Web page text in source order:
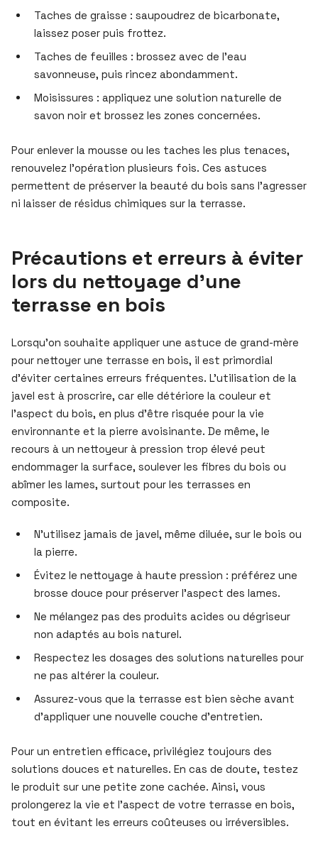
Taches de graisse : saupoudrez de bicarbonate,
laissez poser puis frottez.
Taches de feuilles : brossez avec de l’eau
savonneuse, puis rincez abondamment.
Moisissures : appliquez une solution naturelle de
savon noir et brossez les zones concernées.
Pour enlever la mousse ou les taches les plus tenaces,
renouvelez l’opération plusieurs fois. Ces astuces
permettent de préserver la beauté du bois sans l’agresser
ni laisser de résidus chimiques sur la terrasse.
Précautions et erreurs à éviter
lors du nettoyage d’une
terrasse en bois
Lorsqu’on souhaite appliquer une astuce de grand-mère
pour nettoyer une terrasse en bois, il est primordial
d’éviter certaines erreurs fréquentes. L’utilisation de la
javel est à proscrire, car elle détériore la couleur et
l’aspect du bois, en plus d’être risquée pour la vie
environnante et la pierre avoisinante. De même, le
recours à un nettoyeur à pression trop élevé peut
endommager la surface, soulever les fibres du bois ou
abîmer les lames, surtout pour les terrasses en
composite.
N’utilisez jamais de javel, même diluée, sur le bois ou
la pierre.
Évitez le nettoyage à haute pression : préférez une
brosse douce pour préserver l’aspect des lames.
Ne mélangez pas des produits acides ou dégriseur
non adaptés au bois naturel.
Respectez les dosages des solutions naturelles pour
ne pas altérer la couleur.
Assurez-vous que la terrasse est bien sèche avant
d’appliquer une nouvelle couche d’entretien.
Pour un entretien efficace, privilégiez toujours des
solutions douces et naturelles. En cas de doute, testez
le produit sur une petite zone cachée. Ainsi, vous
prolongerez la vie et l’aspect de votre terrasse en bois,
tout en évitant les erreurs coûteuses ou irréversibles.